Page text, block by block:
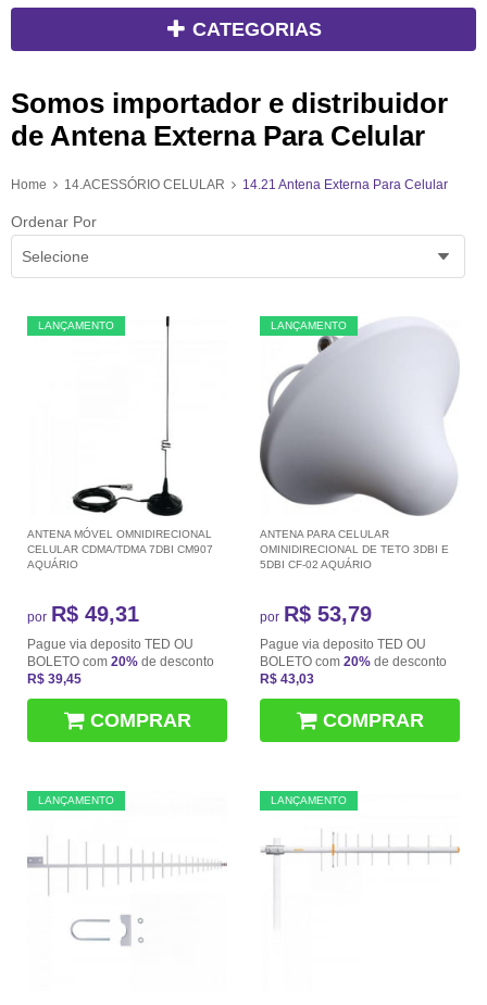
CATEGORIAS
Somos importador e distribuidor
de Antena Externa Para Celular
Home 14.ACESSÓRIO CELULAR 14.21 Antena Externa Para Celular
Ordenar Por
Selecione
LANÇAMENTO
ANTENA MÓVEL OMNIDIRECIONAL
CELULAR CDMA/TDMA 7DBI CM907
AQUÁRIO
por R$ 49,31
Pague via deposito TED OU
BOLETO com 20% de desconto
R$ 39,45
COMPRAR
LANÇAMENTO
ANTENA PARA CELULAR
OMINIDIRECIONAL DE TETO 3DBI E
5DBI CF-02 AQUÁRIO
por R$ 53,79
Pague via deposito TED OU
BOLETO com 20% de desconto
R$ 43,03
COMPRAR
LANÇAMENTO LANÇAMENTO